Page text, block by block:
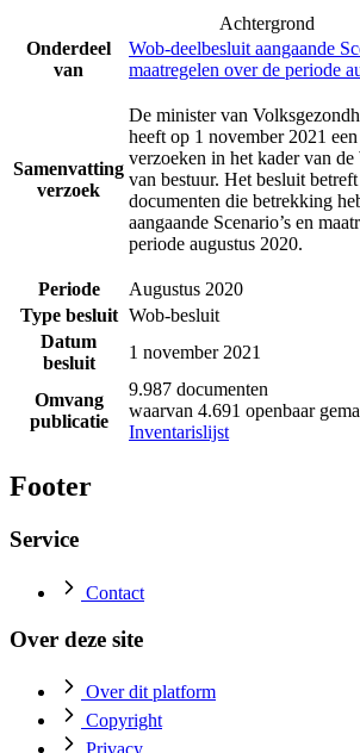
Achtergrond
Onderdeel
van
Wob-deelbesluit aangaande
maatregelen over de periode
Samenvatting
verzoek
De minister van
heeft op 1 november 2021
verzoeken in het kader van de
van bestuur. Het besluit
documenten die betrekking
aangaande Scenario’s en
periode augustus 2020.
Periode
Augustus 2020
Type besluit Wob-besluit
Datum
besluit
1 november 2021
Omvang
publicatie
9.987 documenten
waarvan 4.691 openbaar
Inventarislijst
Footer
Service
Contact
Over deze site
Over dit platform
Copyright